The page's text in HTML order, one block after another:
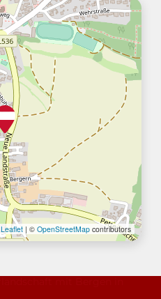
Leaflet | © OpenStreetMap contributors